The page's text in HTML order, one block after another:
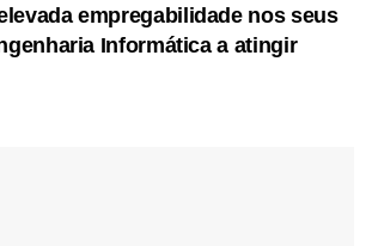
empregabilidade nos seus
Informática a atingir